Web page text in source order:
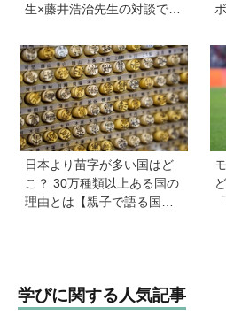
生×藤井浩治先生の対談でわ
のかん字運筆ドリル』は字
形も覚えられる
日本より苗字が多い国はど
こ？ 30万種類以上ある国の
理由とは【親子で語る国際
学びに関する人気記事